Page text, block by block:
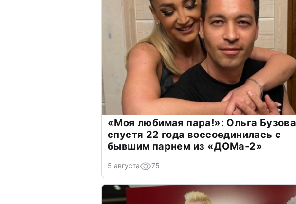
«Моя любимая пара!»: Ольга Бузова
спустя 22 года воссоединилась с
бывшим парнем из «ДОМа-2»
5 августа 75